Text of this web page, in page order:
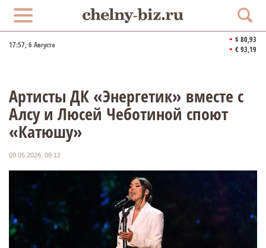
17:57, 6 Августа
$ 80,93
€ 93,19
Артисты ДК «Энергетик» вместе с
Алсу и Люсей Чеботиной споют
«Катюшу»
09.05.2026, 09:12